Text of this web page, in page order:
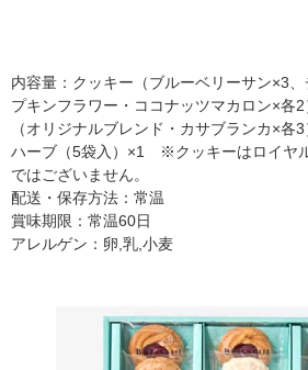
内容量：クッキー（ブルーベリーサン×3
プキンフラワー・ココナッツマカロン×各
（オリジナルブレンド・カサブランカ×各
ハーブ（5袋入）×1 ※クッキーはロイヤ
ではございません。
配送・保存方法：常温
賞味期限：常温60日
アレルゲン：卵,乳,小麦